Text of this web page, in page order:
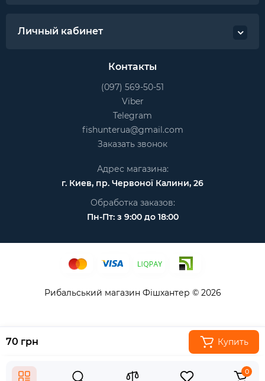
0
70 грн Купить
Личный кабинет
Контакты
(097) 569-50-51
Viber
Telegram
fishunterua@gmail.com
Заказать звонок
Адрес магазина:
г. Киев, пр. Червоної Калини, 26
Обработка заказов:
Пн-Пт: з 9:00 до 18:00
Рибальський магазин Фішхантер © 2026